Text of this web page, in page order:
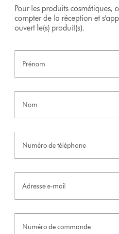
Pour les produits cosmétiques,
compter de la réception et
ouvert le(s) produit(s).
Prénom
Nom
Numéro de téléphone
Adresse e-mail
Numéro de commande